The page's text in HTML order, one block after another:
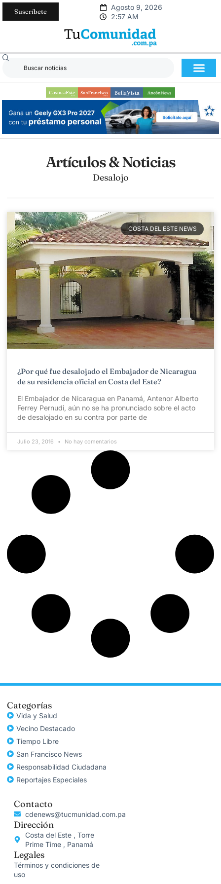
Suscríbete
Agosto 9, 2026
2:57 AM
Artículos & Noticias
Desalojo
COSTA DEL ESTE NEWS
¿Por qué fue desalojado el Embajador de Nicaragua
de su residencia oficial en Costa del Este?
El Embajador de Nicaragua en Panamá, Antenor Alberto
Ferrey Pernudi, aún no se ha pronunciado sobre el acto
de desalojado en su contra por parte de
Julio 23, 2016 No hay comentarios
Categorías
Vida y Salud
Vecino Destacado
Tiempo Libre
San Francisco News
Responsabilidad Ciudadana
Reportajes Especiales
Contacto
cdenews@tucmunidad.com.pa
Dirección
Costa del Este , Torre
Prime Time , Panamá
Legales
Términos y condiciones de
uso